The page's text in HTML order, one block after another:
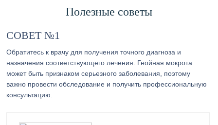
Полезные советы
СОВЕТ №1
Обратитесь к врачу для получения точного диагноза и
назначения соответствующего лечения. Гнойная мокрота
может быть признаком серьезного заболевания, поэтому
важно провести обследование и получить профессиональную
консультацию.